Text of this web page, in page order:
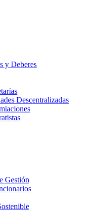
y Deberes
Descentralizadas
Gestión